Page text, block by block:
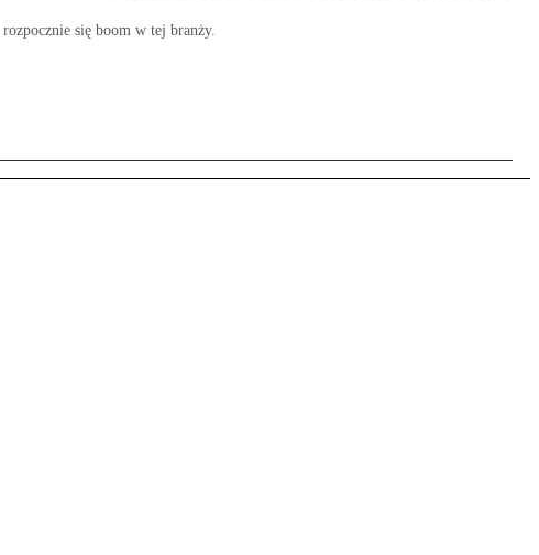
się boom w tej branży.